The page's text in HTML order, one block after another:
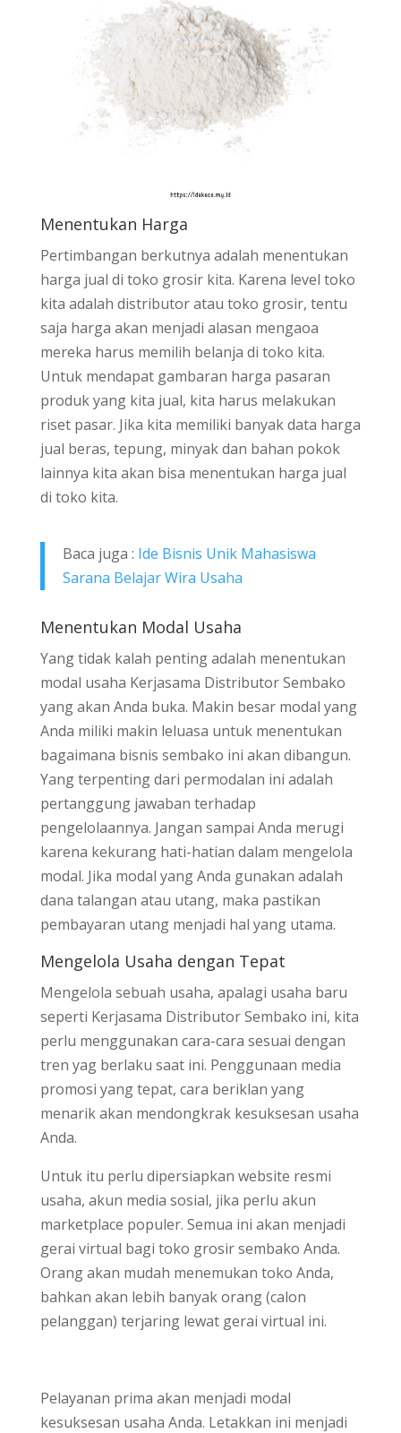
Menentukan Harga
Pertimbangan berkutnya adalah menentukan
harga jual di toko grosir kita. Karena level toko
kita adalah distributor atau toko grosir, tentu
saja harga akan menjadi alasan mengaoa
mereka harus memilih belanja di toko kita.
Untuk mendapat gambaran harga pasaran
produk yang kita jual, kita harus melakukan
riset pasar. Jika kita memiliki banyak data harga
jual beras, tepung, minyak dan bahan pokok
lainnya kita akan bisa menentukan harga jual
di toko kita.
Baca juga : Ide Bisnis Unik Mahasiswa
Sarana Belajar Wira Usaha
Menentukan Modal Usaha
Yang tidak kalah penting adalah menentukan
modal usaha Kerjasama Distributor Sembako
yang akan Anda buka. Makin besar modal yang
Anda miliki makin leluasa untuk menentukan
bagaimana bisnis sembako ini akan dibangun.
Yang terpenting dari permodalan ini adalah
pertanggung jawaban terhadap
pengelolaannya. Jangan sampai Anda merugi
karena kekurang hati-hatian dalam mengelola
modal. Jika modal yang Anda gunakan adalah
dana talangan atau utang, maka pastikan
pembayaran utang menjadi hal yang utama.
Mengelola Usaha dengan Tepat
Mengelola sebuah usaha, apalagi usaha baru
seperti Kerjasama Distributor Sembako ini, kita
perlu menggunakan cara-cara sesuai dengan
tren yag berlaku saat ini. Penggunaan media
promosi yang tepat, cara beriklan yang
menarik akan mendongkrak kesuksesan usaha
Anda.
Untuk itu perlu dipersiapkan website resmi
usaha, akun media sosial, jika perlu akun
marketplace populer. Semua ini akan menjadi
gerai virtual bagi toko grosir sembako Anda.
Orang akan mudah menemukan toko Anda,
bahkan akan lebih banyak orang (calon
pelanggan) terjaring lewat gerai virtual ini.
Pelayanan prima akan menjadi modal
kesuksesan usaha Anda. Letakkan ini menjadi